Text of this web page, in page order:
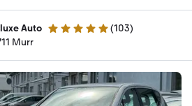
Auto 4.9 Sterne (103)
Murr